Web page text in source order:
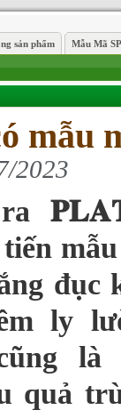
sản phẩm Mẫu Mã SP
mẫu
2023
đục
ly
là
quả